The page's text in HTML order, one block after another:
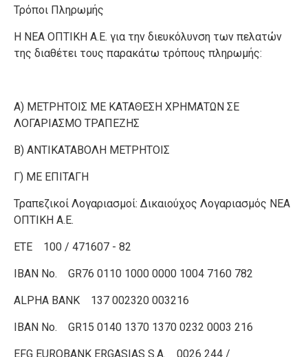
Τρόποι Πληρωμής
Η ΝΕΑ ΟΠΤΙΚΗ Α.Ε. για την διευκόλυνση των πελατών
της διαθέτει τους παρακάτω τρόπους πληρωμής:
Α) ΜΕΤΡΗΤΟΙΣ ME ΚΑΤΑΘΕΣΗ ΧΡΗΜΑΤΩΝ ΣΕ
ΛΟΓΑΡΙΑΣΜΟ ΤΡΑΠΕΖΗΣ
Β) ΑΝΤΙΚΑΤΑΒΟΛΗ ΜΕΤΡΗΤΟΙΣ
Γ) ΜΕ ΕΠΙΤΑΓΗ
Τραπεζικοί Λογαριασμοί: Δικαιούχος Λογαριασμός ΝΕΑ
ΟΠΤΙΚΗ Α.Ε.
ETE 100 / 471607 - 82
ΙΒΑΝ No. GR76 0110 1000 0000 1004 7160 782
ALPHA BANK 137 002320 003216
IBAN No. GR15 0140 1370 1370 0232 0003 216
EFG EUROBANK ERGASIAS S.A. 0026 244 /